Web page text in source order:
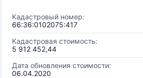
Кадастровый номер:
66:36:0102075:417
Кадастровая стоимость:
5 912 452,44
Дата обновления стоимости:
06.04.2020